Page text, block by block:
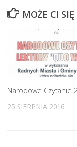
MOŻE CI
Narodowe Czytanie
25 SIERPNIA 2016